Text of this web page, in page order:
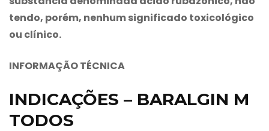
tendo, porém, nenhum significado toxicológico
ou clínico.
INFORMAÇÃO TÉCNICA
INDICAÇÕES – BARALGIN M
TODOS